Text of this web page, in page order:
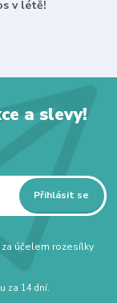
v létě!
a slevy!
Přihlásit se
za účelem rozesílky
za 14 dní.